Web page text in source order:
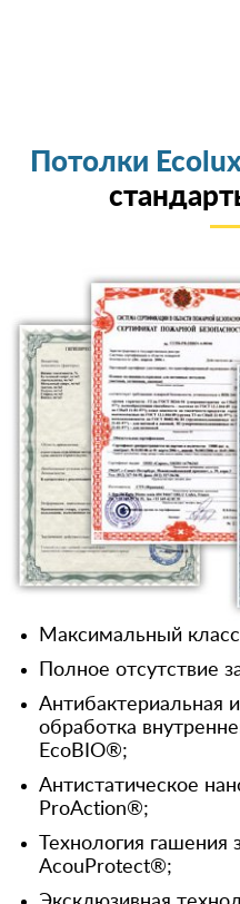
Потолки
Максимальный
Полное отсутствие
Антибактериальная
обработка
EcoBIO®;
Антистатическое
ProAction®;
Технология гашения
AcouProtect®;